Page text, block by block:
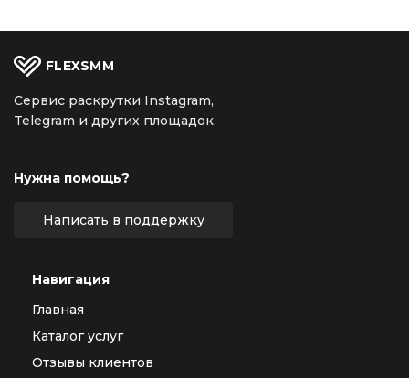
FLEXSMM
Сервис раскрутки Instagram,
Telegram и других площадок.
Нужна помощь?
Написать в поддержку
Навигация
Главная
Каталог услуг
Отзывы клиентов